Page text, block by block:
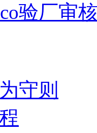
验厂审
守则